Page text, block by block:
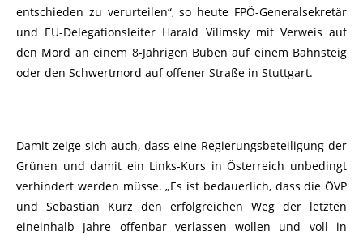
entschieden zu verurteilen“, so heute FPÖ-Generalsekretär
und EU-Delegationsleiter Harald Vilimsky mit Verweis auf
den Mord an einem 8-Jährigen Buben auf einem Bahnsteig
oder den Schwertmord auf offener Straße in Stuttgart.
Damit zeige sich auch, dass eine Regierungsbeteiligung der
Grünen und damit ein Links-Kurs in Österreich unbedingt
verhindert werden müsse. „Es ist bedauerlich, dass die ÖVP
und Sebastian Kurz den erfolgreichen Weg der letzten
eineinhalb Jahre offenbar verlassen wollen und voll in